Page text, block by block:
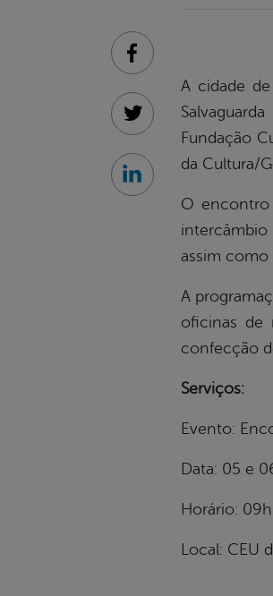
A cidade
Fundação
da Cultura/
O encontro
intercâmbio
assim como
A
oficinas de
confecção
Serviços:
Evento:
Data: 05 e
Horário:
Local: CEU
Facebook
Twitter
Linkedin